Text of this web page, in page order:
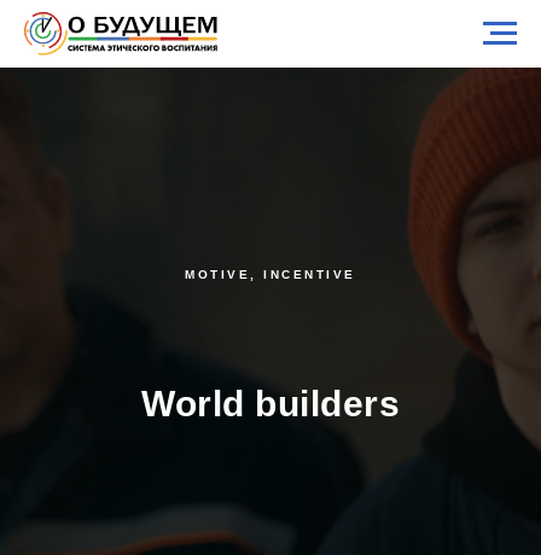
MOTIVE, INCENTIVE
World builders